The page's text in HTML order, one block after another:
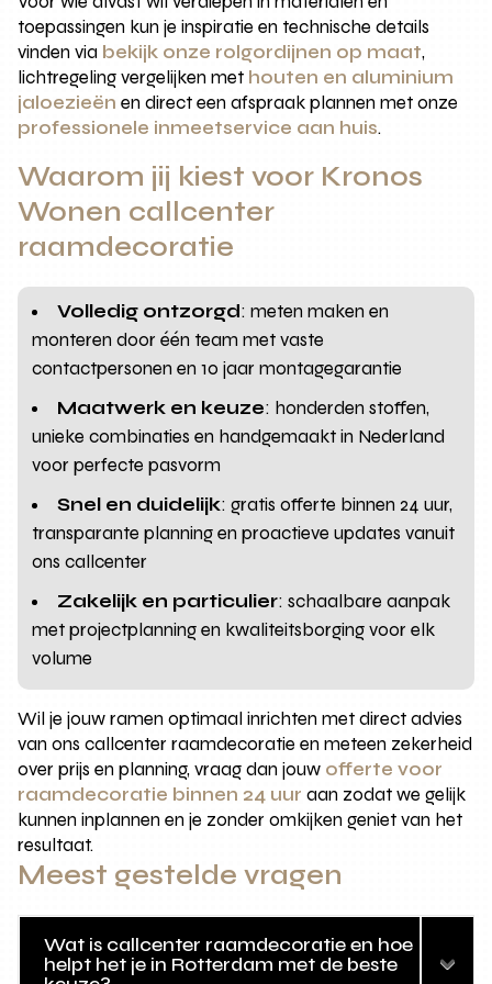
toepassingen kun je inspiratie en technische details
vinden via bekijk onze rolgordijnen op maat,
lichtregeling vergelijken met houten en aluminium
jaloezieën en direct een afspraak plannen met onze
professionele inmeetservice aan huis.
Waarom jij kiest voor Kronos
Wonen callcenter
raamdecoratie
Volledig ontzorgd: meten maken en
monteren door één team met vaste
contactpersonen en 10 jaar montagegarantie
Maatwerk en keuze: honderden stoffen,
unieke combinaties en handgemaakt in Nederland
voor perfecte pasvorm
Snel en duidelijk: gratis offerte binnen 24 uur,
transparante planning en proactieve updates vanuit
ons callcenter
Zakelijk en particulier: schaalbare aanpak
met projectplanning en kwaliteitsborging voor elk
volume
Wil je jouw ramen optimaal inrichten met direct advies
van ons callcenter raamdecoratie en meteen zekerheid
over prijs en planning, vraag dan jouw offerte voor
raamdecoratie binnen 24 uur aan zodat we gelijk
kunnen inplannen en je zonder omkijken geniet van het
resultaat.
Meest gestelde vragen
Wat is callcenter raamdecoratie en hoe
helpt het je in Rotterdam met de beste